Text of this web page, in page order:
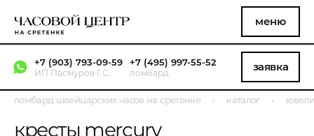
меню
+7 (903) 793-09-59
ИП Пасмуров Г.С.
+7 (495) 997-55-52
ломбард заявка
ломбард швейцарских часов на сретенке каталог
кресты mercury